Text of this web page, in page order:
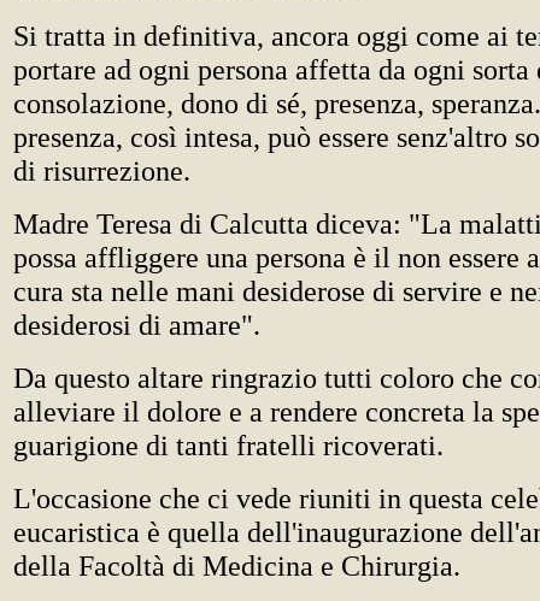
Si tratta in definitiva, ancora oggi come ai
portare ad ogni persona affetta da ogni
consolazione, dono di sé, presenza,
presenza, così intesa, può essere senz'altro
di risurrezione.
Madre Teresa di Calcutta diceva: "La
possa affliggere una persona è il non essere
cura sta nelle mani desiderose di servire e
desiderosi di amare".
Da questo altare ringrazio tutti coloro che
alleviare il dolore e a rendere concreta la
guarigione di tanti fratelli ricoverati.
L'occasione che ci vede riuniti in questa
eucaristica è quella dell'inaugurazione
della Facoltà di Medicina e Chirurgia.